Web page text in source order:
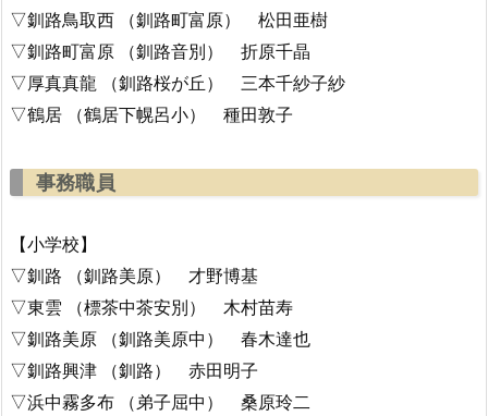
▽釧路鳥取西 （釧路町富原） 松田亜樹
▽釧路町富原 （釧路音別） 折原千晶
▽厚真真龍 （釧路桜が丘） 三本千紗子紗
▽鶴居 （鶴居下幌呂小） 種田敦子
事務職員
【小学校】
▽釧路 （釧路美原） 才野博基
▽東雲 （標茶中茶安別） 木村苗寿
▽釧路美原 （釧路美原中） 春木達也
▽釧路興津 （釧路） 赤田明子
▽浜中霧多布 （弟子屈中） 桑原玲二